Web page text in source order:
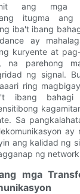
ang mga
itugma
iba't ibang
ay
kuryente at
na parehong
ng signal.
ring
ibang
Sa
ay
ang kalidad ng
ng
mga